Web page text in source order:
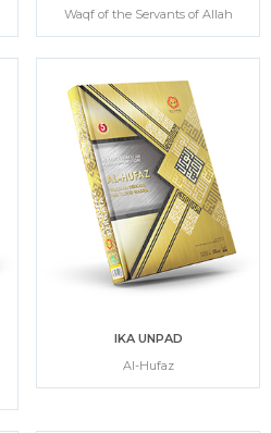
Waqf of the Servants of Allah
IKA UNPAD
Al-Hufaz